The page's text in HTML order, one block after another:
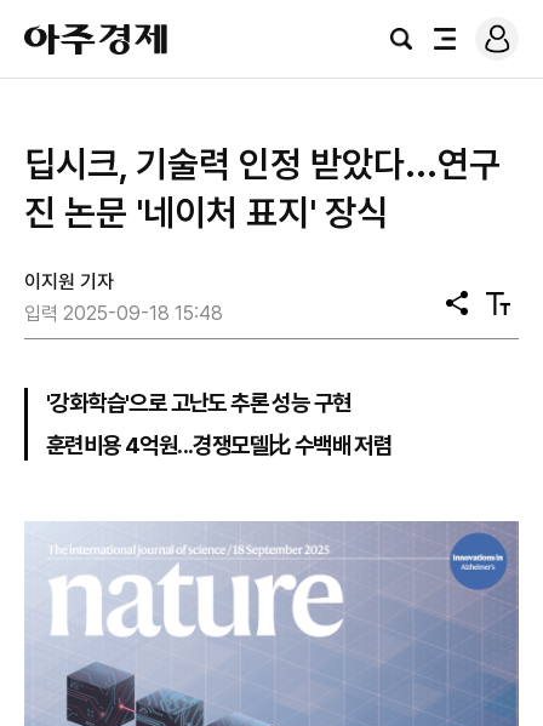
아
주
경
검
전
로
그
딥시크, 기술력 인정 받았다...연구
진 논문 '네이처 표지' 장식
이지원 기자
입력 2025-09-18 15:48
공
유
텍
스
'강화학습'으로 고난도 추론 성능 구현
훈련비용 4억원...경쟁모델比 수백배 저렴